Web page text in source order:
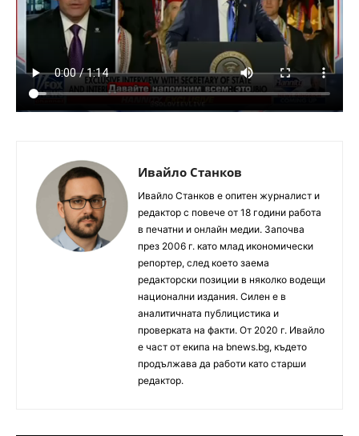
Ивайло Станков
Ивайло Станков е опитен журналист и
редактор с повече от 18 години работа
в печатни и онлайн медии. Започва
през 2006 г. като млад икономически
репортер, след което заема
редакторски позиции в няколко водещи
национални издания. Силен е в
аналитичната публицистика и
проверката на факти. От 2020 г. Ивайло
е част от екипа на bnews.bg, където
продължава да работи като старши
редактор.